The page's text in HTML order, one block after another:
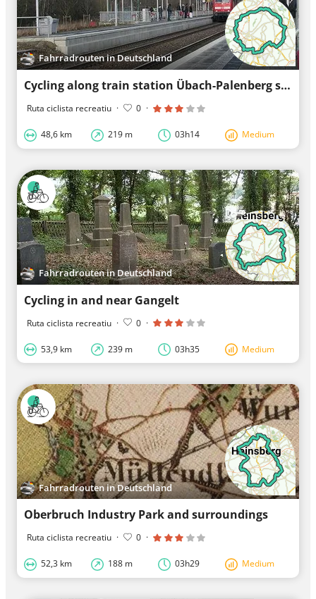
Fahrradrouten in Deutschland
Cycling along train station Übach-Palenberg station
Ruta ciclista recreatiu · 0 ·
48,6 km 219 m 03h14 Medium
Fahrradrouten in Deutschland
Cycling in and near Gangelt
Ruta ciclista recreatiu · 0 ·
53,9 km 239 m 03h35 Medium
Fahrradrouten in Deutschland
Oberbruch Industry Park and surroundings
Ruta ciclista recreatiu · 0 ·
52,3 km 188 m 03h29 Medium